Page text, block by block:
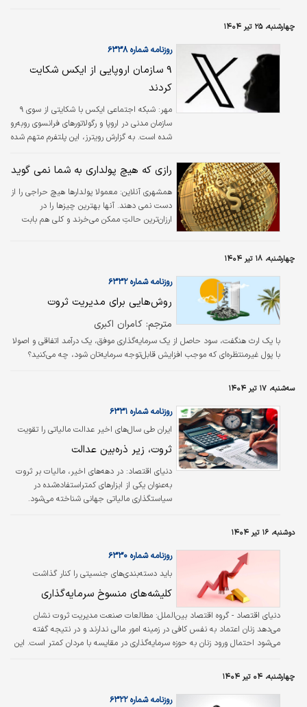
چهارشنبه، ۲۵ تیر ۱۴۰۴
روزنامه شماره ۶۳۳۸
۹ سازمان اروپایی از ایکس شکایت
کردند
مهر: شبکه اجتماعی ایکس با شکایتی از سوی ۹
سازمان مدنی در اروپا و رگولاتورهای فرانسوی روبه‌رو
شده است. به گزارش رویترز، این پلتفرم متهم شده
قوانین اتحادیه اروپا استفاده کرده است.
رازی که هیچ پولداری به شما نمی‌ گوید
همشهری آنلاین: معمولا پولدارها هیچ حراجی را از
دست نمی دهند. آنها بهترین چیزها را در
ارزان‌ترین حالتِ ممکن می‌خرند و کلی هم بابت
چهارشنبه، ۱۸ تیر ۱۴۰۴
روزنامه شماره ۶۳۳۲
روش‌هایی برای مدیریت ثروت
مترجم: کامران اکبری
با یک ارث هنگفت، سود حاصل از یک سرمایه‌گذاری موفق، یک درآمد اتفاقی و اصولا
با پول غیرمنتظره‌‌‌ای که موجب افزایش قابل‌توجه سرمایه‌‌‌تان شود، چه می‌‌‌کنید؟
سه‌شنبه، ۱۷ تیر ۱۴۰۴
ایران طی سال‌های اخیر عدالت مالیاتی را تقویت
روزنامه شماره ۶۳۳۱
ثروت، زیر ذره‌بین عدالت
دنیای ‌اقتصاد: در دهه‌‌‌های اخیر، مالیات بر ثروت
به‌عنوان یکی از ابزارهای کمتر‌استفاده‌‌‌شده در
سیاستگذاری مالیاتی جهانی شناخته می‌شود.
افزایش بهره‌‌‌وری، رشد اقتصادی و کاهش نابرابری
ارائه داده‌‌‌اند.
دوشنبه، ۱۶ تیر ۱۴۰۴
باید دسته‏‏‌بندی‏‏‌های جنسیتی را کنار گذاشت
روزنامه شماره ۶۳۳۰
کلیشه‏‏‌های منسوخ سرمایه‌گذاری
دنیای اقتصاد - گروه اقتصاد بین‌الملل: مطالعات صنعت مدیریت ثروت نشان
می‌دهد زنان اعتماد به نفس کافی در زمینه امور مالی ندارند و در نتیجه گفته
می‌شود احتمال ورود زنان به حوزه سرمایه‌گذاری در مقایسه با مردان کمتر است. این
این‌‌‌طور معرفی کرد که مغز زن‌‌‌ها معمولا با این مباحث مشکل دارد. نیمی از کلاس
همان لحظه از درس دلسرد شدند و احتمالا دیگر هیچوقت به ریاضی…
چهارشنبه، ۰۴ تیر ۱۴۰۴
روزنامه شماره ۶۳۲۲